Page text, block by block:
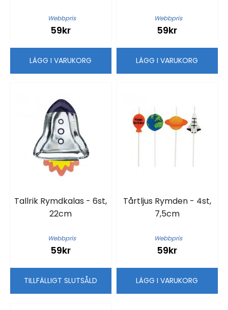
Webbpris
59kr
LÄGG I VARUKORG
Webbpris
59kr
LÄGG I VARUKORG
Tallrik Rymdkalas - 6st,
22cm
Webbpris
59kr
TILLFÄLLIGT SLUTSÅLD
Tårtljus Rymden - 4st,
7,5cm
Webbpris
59kr
LÄGG I VARUKORG